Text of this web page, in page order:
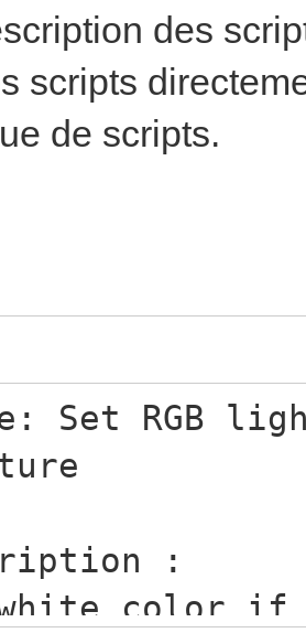
des
scripts
de scripts.
Set RGB
:
color if